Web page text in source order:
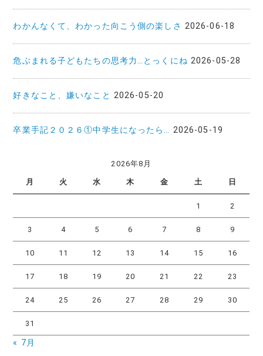
ョ
ン
わかんなくて、わかった向こう側の楽しさ 2026-06-18
危ぶまれる子どもたちの思考力…とっくにね 2026-05-28
好きなこと、嫌いなこと 2026-05-20
卒業手記２０２６①中学生になったら… 2026-05-19
2026年8月
月 火 水 木 金 土 日
1 2
3 4 5 6 7 8 9
10 11 12 13 14 15 16
17 18 19 20 21 22 23
24 25 26 27 28 29 30
31
« 7月